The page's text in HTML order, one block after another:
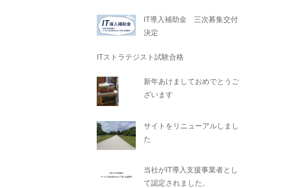
IT導入補助金 三次募集交付
決定
ITストラテジスト試験合格
新年あけましておめでとうご
ざいます
サイトをリニューアルしまし
た
当社がIT導入支援事業者とし
て認定されました。